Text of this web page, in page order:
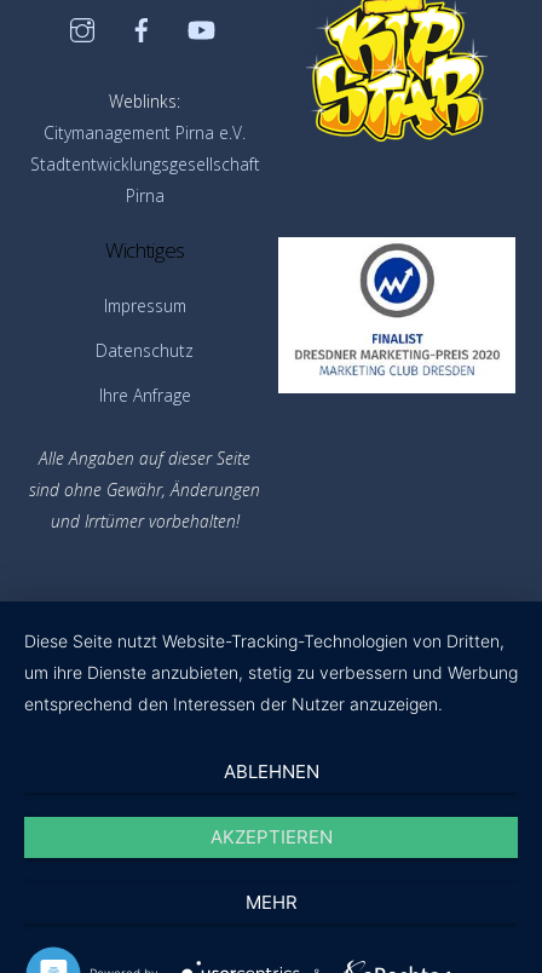
Instagram
Weblinks:
Citymanagement Pirna e.V.
Stadtentwicklungsgesellschaft
Pirna
Wichtiges
Impressum
Datenschutz
Ihre Anfrage
Alle Angaben auf dieser Seite
sind ohne Gewähr,Änderungen
und Irrtümer vorbehalten!
Diese Seite nutzt Website-Tracking-Technologien von Dritten,
um ihre Dienste anzubieten, stetig zu verbessern und Werbung
entsprechend den Interessen der Nutzer anzuzeigen.
ABLEHNEN
AKZEPTIEREN
MEHR